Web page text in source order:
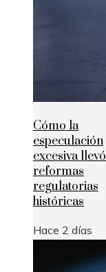
Cómo la
especulación
excesiva
reformas
regulatorias
históricas
Hace 2 días